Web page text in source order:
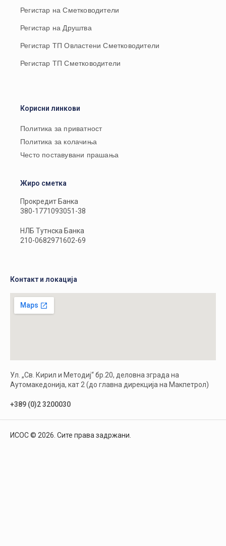
Регистар на Сметководители
Регистар на Друштва
Регистар ТП Овластени Сметководители
Регистар ТП Сметководители
Корисни линкови
Политика за приватност
Политика за колачиња
Често поставувани прашања
Жиро сметка
Прокредит Банка
380-1771093051-38
НЛБ Тутнска Банка
210-0682971602-69
Контакт и локација
Ул. „Св. Кирил и Методиј“ бр.20, деловна зграда на
Аутомакедонија, кат 2 (до главна дирекција на Макпетрол)
+389 (0)2 3200030
ИСОС © 2026. Сите права задржани.